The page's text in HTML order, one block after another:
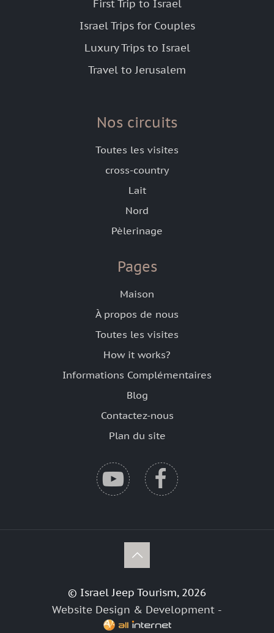
First Trip to Israel
Israel Trips for Couples
Luxury Trips to Israel
Travel to Jerusalem
Nos circuits
Toutes les visites
cross-country
Lait
Nord
Pèlerinage
Pages
Maison
À propos de nous
Toutes les visites
How it works?
Informations Complémentaires
Blog
Contactez-nous
Plan du site
© Israel Jeep Tourism, 2026
Website Design & Development -